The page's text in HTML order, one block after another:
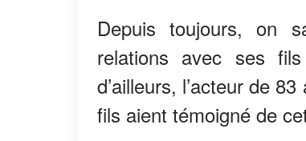
Depuis toujours, on
relations avec ses
d’ailleurs, l’acteur de
fils aient témoigné de